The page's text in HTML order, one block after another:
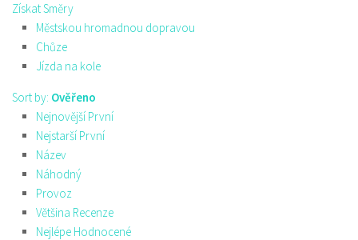
Získat Směry
Městskou hromadnou dopravou
Chůze
Jízda na kole
Sort by: Ověřeno
Nejnovější První
Nejstarší První
Název
Náhodný
Provoz
Většina Recenze
Nejlépe Hodnocené